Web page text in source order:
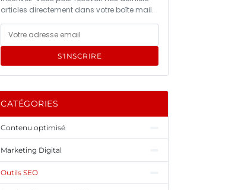
articles directement dans votre boîte mail.
S'INSCRIRE
CATÉGORIES
Contenu optimisé
Marketing Digital
Outils SEO